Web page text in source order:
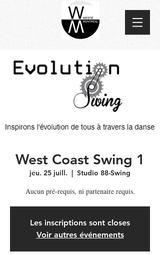
West Coast Swing 1
jeu. 25 juill.
  |
Studio 88-Swing
Aucun pré-requis, ni partenaire requis.
Les inscriptions sont closes
Voir autres événements